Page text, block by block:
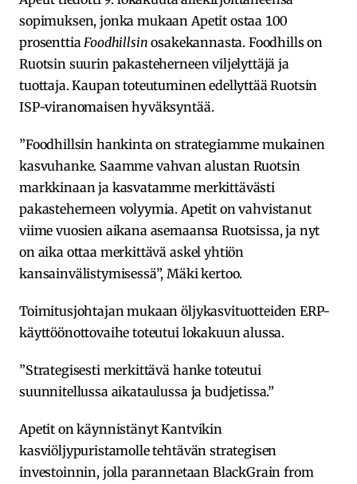
sopimuksen, jonka mukaan Apetit ostaa 100
prosenttia Foodhillsin osakekannasta. Foodhills on
Ruotsin suurin pakasteherneen viljelyttäjä ja
tuottaja. Kaupan toteutuminen edellyttää Ruotsin
ISP-viranomaisen hyväksyntää.
”Foodhillsin hankinta on strategiamme mukainen
kasvuhanke. Saamme vahvan alustan Ruotsin
markkinaan ja kasvatamme merkittävästi
pakasteherneen volyymia. Apetit on vahvistanut
viime vuosien aikana asemaansa Ruotsissa, ja nyt
on aika ottaa merkittävä askel yhtiön
kansainvälistymisessä”, Mäki kertoo.
Toimitusjohtajan mukaan öljykasvituotteiden ERP-
käyttöönottovaihe toteutui lokakuun alussa.
”Strategisesti merkittävä hanke toteutui
suunnitellussa aikataulussa ja budjetissa.”
Apetit on käynnistänyt Kantvikin
kasviöljypuristamolle tehtävän strategisen
investoinnin, jolla parannetaan BlackGrain from